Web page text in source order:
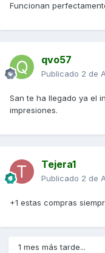
Funcionan
qvo57
Publicado 2 de
San te ha llegado ya el
impresiones.
Tejera1
Publicado 2 de
+1 estas compras
1 mes más tarde...